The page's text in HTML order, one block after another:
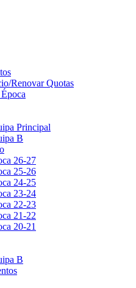
Renovar Quotas
Época
Principal
B
26-27
25-26
24-25
23-24
22-23
21-22
20-21
B